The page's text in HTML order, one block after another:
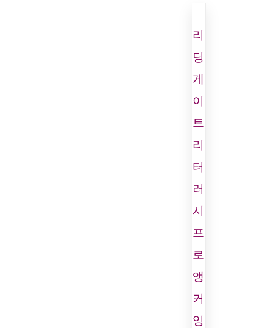
리
딩
게
이
트
리
터
러
시
프
로
앵
커
잉